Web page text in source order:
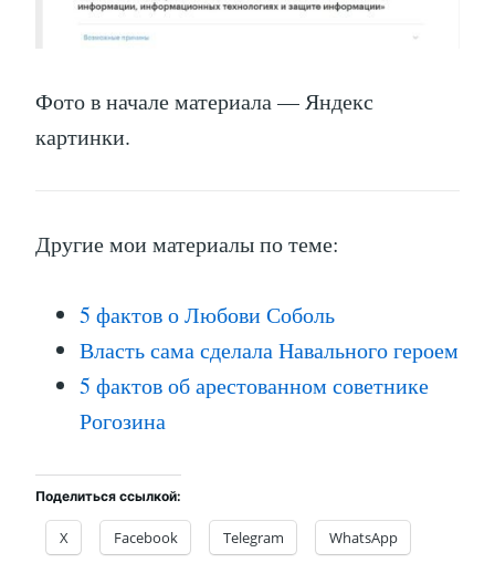
Фото в начале материала — Яндекс
картинки.
Другие мои материалы по теме:
5 фактов о Любови Соболь
Власть сама сделала Навального героем
5 фактов об арестованном советнике
Рогозина
Поделиться ссылкой:
X Facebook Telegram WhatsApp